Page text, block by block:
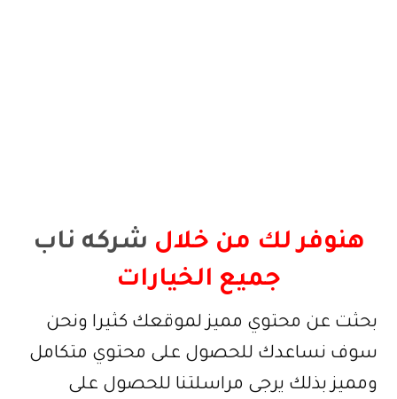
هنوفر لك من خلال شركه ناب
جميع الخيارات
بحثت عن محتوي مميز لموقعك كثيرا ونحن
سوف نساعدك للحصول على محتوي متكامل
ومميز بذلك يرجى مراسلتنا للحصول على